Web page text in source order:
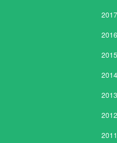
2017
2016
2015
2014
2013
2012
2011